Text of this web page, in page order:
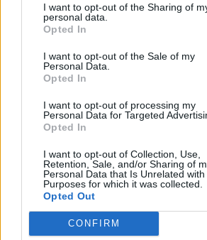
I want to opt-out of the Sharing of
personal data.
Opted In
I want to opt-out of the Sale of my
Personal Data.
Opted In
I want to opt-out of processing my
Personal Data for Targeted
Opted In
I want to opt-out of Collection, Use,
Retention, Sale, and/or Sharing of
Personal Data that Is Unrelated
Purposes for which it was collected.
Opted Out
CONFIRM
Internacionales
Onomástica. Todos los santos
Semanas Internacionales
Años Internacionales
Qué se celebra el día de mi
Eventos internacionales de
nuestra audiencia. ¡Participa!
Crea una cuenta atrás para
quieras
¿Qué día crearías tu?